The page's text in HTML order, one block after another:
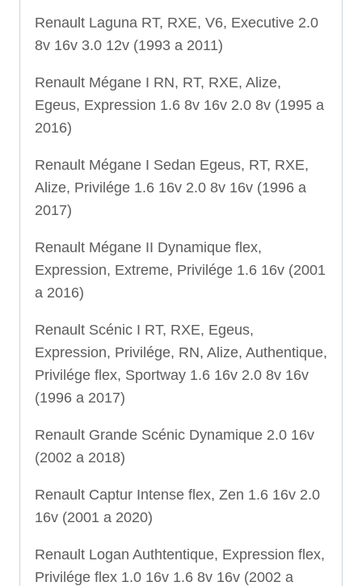
Renault Laguna RT, RXE, V6, Executive 2.0
8v 16v 3.0 12v (1993 a 2011)
Renault Mégane I RN, RT, RXE, Alize,
Egeus, Expression 1.6 8v 16v 2.0 8v (1995 a
2016)
Renault Mégane I Sedan Egeus, RT, RXE,
Alize, Privilége 1.6 16v 2.0 8v 16v (1996 a
2017)
Renault Mégane II Dynamique flex,
Expression, Extreme, Privilége 1.6 16v (2001
a 2016)
Renault Scénic I RT, RXE, Egeus,
Expression, Privilége, RN, Alize, Authentique,
Privilége flex, Sportway 1.6 16v 2.0 8v 16v
(1996 a 2017)
Renault Grande Scénic Dynamique 2.0 16v
(2002 a 2018)
Renault Captur Intense flex, Zen 1.6 16v 2.0
16v (2001 a 2020)
Renault Logan Authtentique, Expression flex,
Privilége flex 1.0 16v 1.6 8v 16v (2002 a